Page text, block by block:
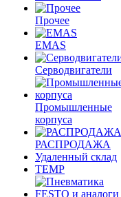
Прочее
EMAS
Cерводвигатели
Промышленные
корпуса
РАСПРОДАЖА
Удаленный склад
TEMP